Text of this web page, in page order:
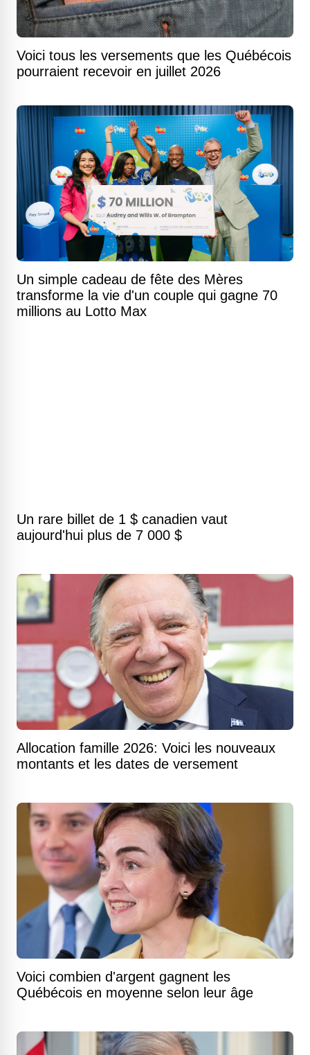
Voici tous les versements que les Québécois
pourraient recevoir en juillet 2026
Un simple cadeau de fête des Mères
transforme la vie d'un couple qui gagne 70
millions au Lotto Max
Un rare billet de 1 $ canadien vaut
aujourd'hui plus de 7 000 $
Allocation famille 2026: Voici les nouveaux
montants et les dates de versement
Voici combien d'argent gagnent les
Québécois en moyenne selon leur âge